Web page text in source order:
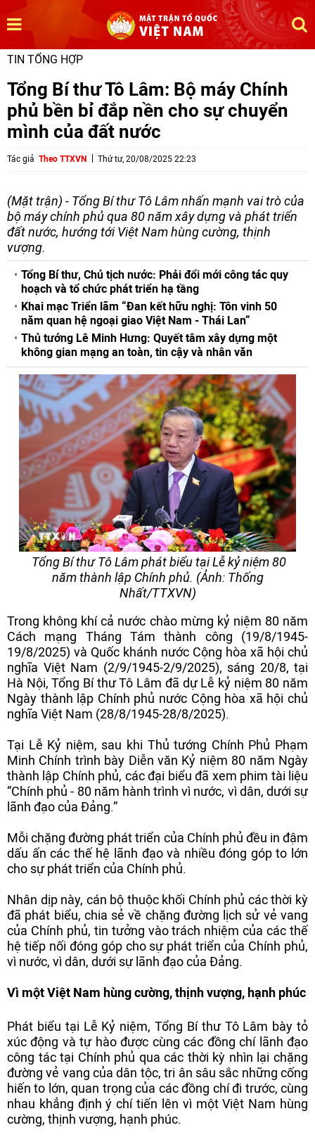
TIN TỔNG HỢP
Tổng Bí thư Tô Lâm: Bộ máy Chính
phủ bền bỉ đắp nền cho sự chuyển
mình của đất nước
Tác giả Theo TTXVN Thứ tư, 20/08/2025 22:23
(Mặt trận) - Tổng Bí thư Tô Lâm nhấn mạnh vai trò của
bộ máy chính phủ qua 80 năm xây dựng và phát triển
đất nước, hướng tới Việt Nam hùng cường, thịnh
vượng.
Tổng Bí thư, Chủ tịch nước: Phải đổi mới công tác quy
hoạch và tổ chức phát triển hạ tầng
Khai mạc Triển lãm “Đan kết hữu nghị: Tôn vinh 50
năm quan hệ ngoại giao Việt Nam - Thái Lan“
Thủ tướng Lê Minh Hưng: Quyết tâm xây dựng một
không gian mạng an toàn, tin cậy và nhân văn
Tổng Bí thư Tô Lâm phát biểu tại Lễ kỷ niệm 80
năm thành lập Chính phủ. (Ảnh: Thống
Nhất/TTXVN)
Trong không khí cả nước chào mừng kỷ niệm 80 năm
Cách mạng Tháng Tám thành công (19/8/1945-
19/8/2025) và Quốc khánh nước Cộng hòa xã hội chủ
nghĩa Việt Nam (2/9/1945-2/9/2025), sáng 20/8, tại
Hà Nội, Tổng Bí thư Tô Lâm đã dự Lễ kỷ niệm 80 năm
Ngày thành lập Chính phủ nước Cộng hòa xã hội chủ
nghĩa Việt Nam (28/8/1945-28/8/2025).
Tại Lễ Kỷ niệm, sau khi Thủ tướng Chính Phủ Phạm
Minh Chính trình bày Diễn văn Kỷ niệm 80 năm Ngày
thành lập Chính phủ, các đại biểu đã xem phim tài liệu
“Chính phủ - 80 năm hành trình vì nước, vì dân, dưới sự
lãnh đạo của Đảng.”
Mỗi chặng đường phát triển của Chính phủ đều in đậm
dấu ấn các thế hệ lãnh đạo và nhiều đóng góp to lớn
cho sự phát triển của Chính phủ.
Nhân dịp này, cán bộ thuộc khối Chính phủ các thời kỳ
đã phát biểu, chia sẻ về chặng đường lịch sử vẻ vang
của Chính phủ, tin tưởng vào trách nhiệm của các thế
hệ tiếp nối đóng góp cho sự phát triển của Chính phủ,
vì nước, vì dân, dưới sự lãnh đạo của Đảng.
Vì một Việt Nam hùng cường, thịnh vượng, hạnh phúc
Phát biểu tại Lễ Kỷ niệm, Tổng Bí thư Tô Lâm bày tỏ
xúc động và tự hào được cùng các đồng chí lãnh đạo
công tác tại Chính phủ qua các thời kỳ nhìn lại chặng
đường vẻ vang của dân tộc, tri ân sâu sắc những cống
hiến to lớn, quan trọng của các đồng chí đi trước, cùng
nhau khẳng định ý chí tiến lên vì một Việt Nam hùng
cường, thịnh vượng, hạnh phúc.